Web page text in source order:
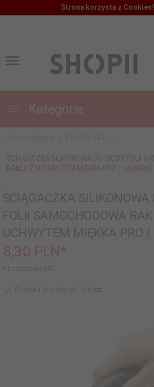
Strona korzysta z Cookies!
Kategorie
ŚCIĄGACZKA SILIKONOWA DO WODY FOLII
RAKLA Z UCHWYTEM MIĘKKA PRO ( tds0886)
ŚCIĄGACZKA SILIKONOWA
FOLII SAMOCHODOWA
UCHWYTEM MIĘKKA PRO
8,30 PLN*
Produkt dostępny! 119 szt.